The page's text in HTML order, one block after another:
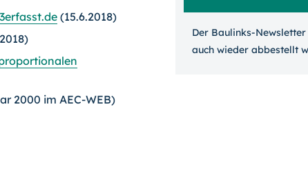
(15.6.2018)
2000 im AEC-WEB)
Der Baulinks-
auch wieder ab­bestellt